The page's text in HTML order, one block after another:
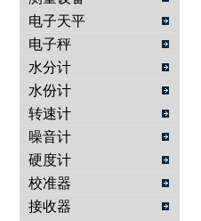
武汉提沃克科技有限公司
电子天平
电子秤
水分计
水份计
转速计
噪音计
硬度计
校准器
接收器